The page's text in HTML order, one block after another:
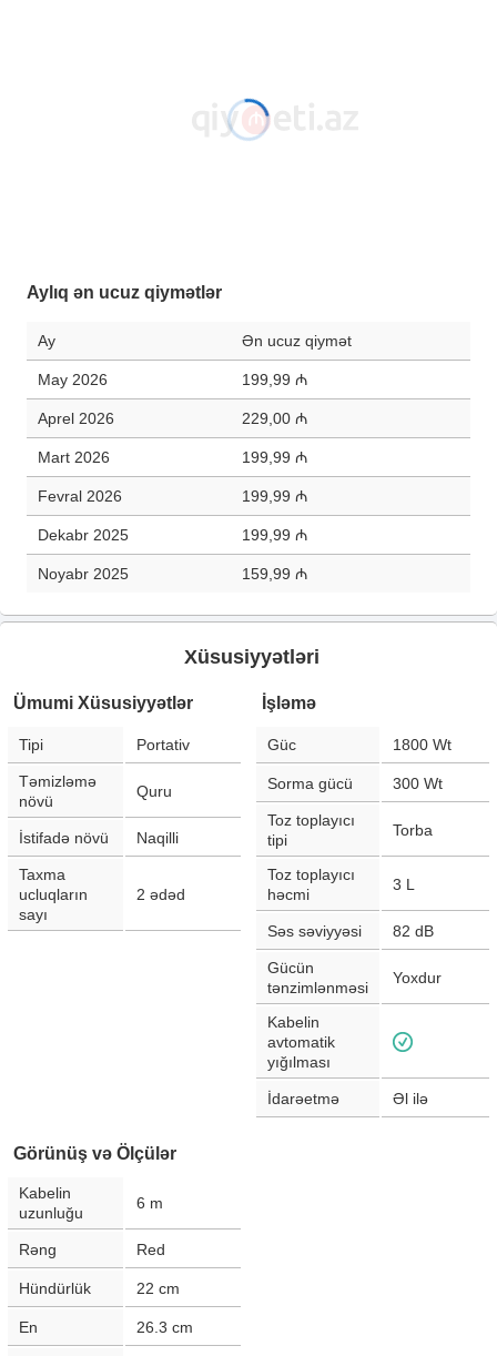
Aylıq ən ucuz qiymətlər
Ay Ən ucuz qiymət
May 2026 199,99 ₼
Aprel 2026 229,00 ₼
Mart 2026 199,99 ₼
Fevral 2026 199,99 ₼
Dekabr 2025 199,99 ₼
Noyabr 2025 159,99 ₼
Xüsusiyyətləri
Ümumi Xüsusiyyətlər
Tipi Portativ
Təmizləmə
növü
Quru
İstifadə növü Naqilli
Taxma
ucluqların
sayı
2 ədəd
İşləmə
Güc 1800 Wt
Sorma gücü 300 Wt
Toz toplayıcı
tipi
Torba
Toz toplayıcı
həcmi
3 L
Səs səviyyəsi 82 dB
Gücün
tənzimlənməsi
Yoxdur
Kabelin
avtomatik
yığılması
İdarəetmə Əl ilə
Görünüş və Ölçülər
Kabelin
uzunluğu
6 m
Rəng Red
Hündürlük 22 cm
En 26.3 cm